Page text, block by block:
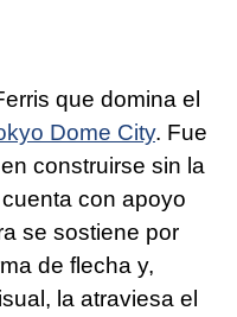
que domina el
Dome City. Fue
construirse sin la
con apoyo
se sostiene por
de flecha y,
la atraviesa el